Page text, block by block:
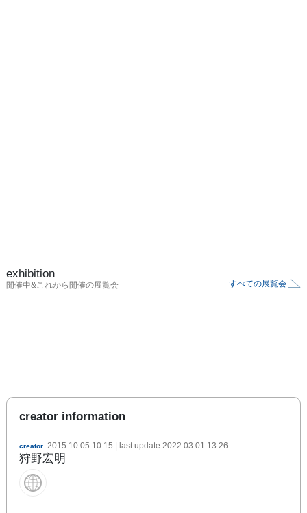
exhibition
開催中&これから開催の展覧会 すべての展覧会
creator information
creator 2015.10.05 10:15 | last update 2022.03.01 13:26
狩野宏明